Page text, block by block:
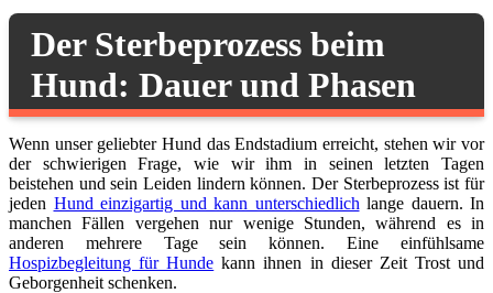
Der Sterbeprozess beim
Hund: Dauer und Phasen
Wenn unser geliebter Hund das Endstadium erreicht, stehen wir vor
der schwierigen Frage, wie wir ihm in seinen letzten Tagen
beistehen und sein Leiden lindern können. Der Sterbeprozess ist für
jeden Hund einzigartig und kann unterschiedlich lange dauern. In
manchen Fällen vergehen nur wenige Stunden, während es in
anderen mehrere Tage sein können. Eine einfühlsame
Hospizbegleitung für Hunde kann ihnen in dieser Zeit Trost und
Geborgenheit schenken.